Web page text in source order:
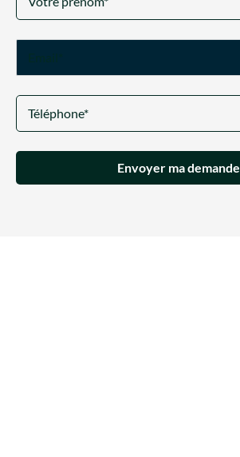
Envoyer ma demande